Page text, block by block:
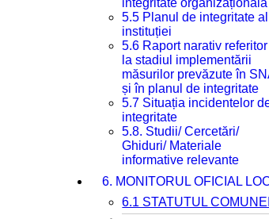
integritate organizațională
5.5 Planul de integritate al
instituției
5.6 Raport narativ referitor
la stadiul implementării
măsurilor prevăzute în
și în planul de integritate
5.7 Situația incidentelor
integritate
5.8. Studii/ Cercetări/
Ghiduri/ Materiale
informative relevante
6. MONITORUL OFICIAL
6.1 STATUTUL COMUNEI